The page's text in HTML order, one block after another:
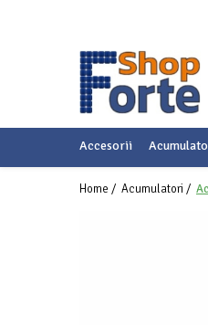
Accesorii
Home / Acumulatori /